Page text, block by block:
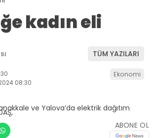
kadın eli
TÜM YAZILARI
08:30
Ekonomi
ABONE OL